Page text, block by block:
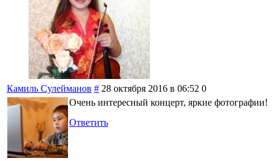
Камиль Сулейманов # 28 октября 2016 в 06:52 0
Очень интересный концерт, яркие фотографии!
Ответить